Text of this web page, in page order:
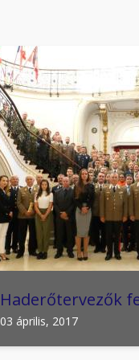
Haderőtervezők
03 április, 2017